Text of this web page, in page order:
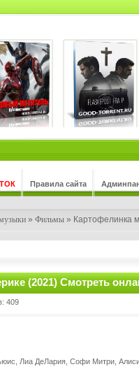
Правила сайта
» Фильмы » Картофелинка
(2021) Смотреть
409
Лиа ДеЛария, Софи Митри,